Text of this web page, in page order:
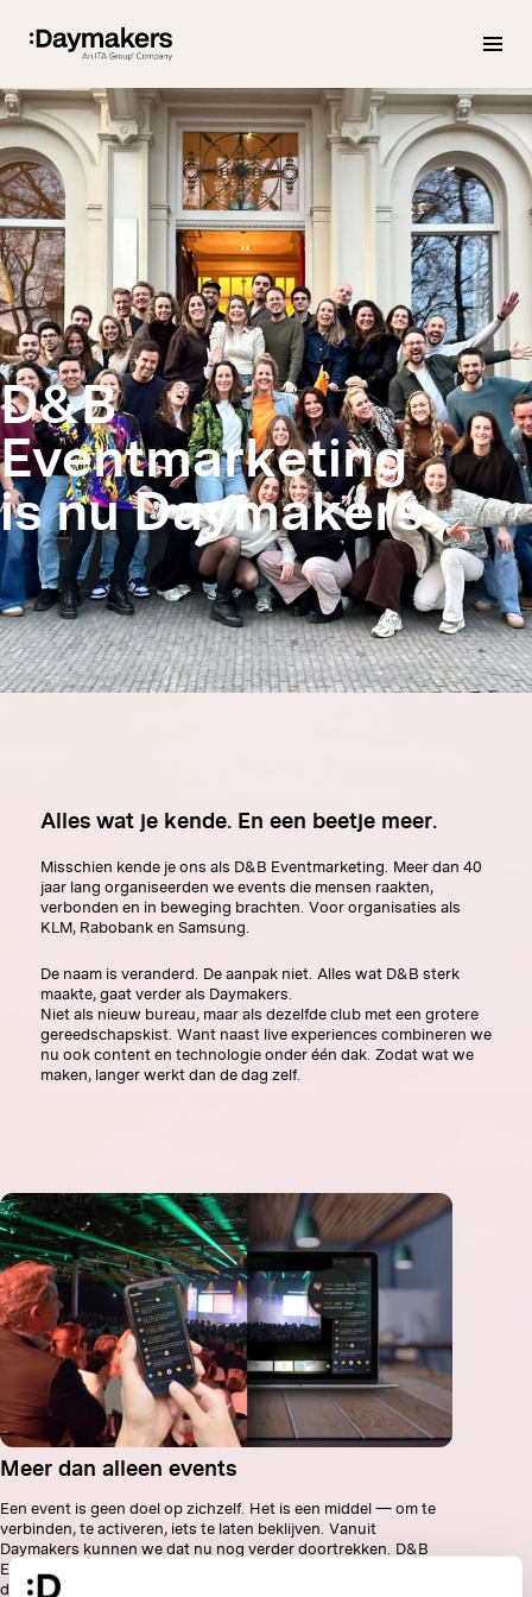
Dark mode wordt automatisch ingeschakeld
D&B
Eventmarketing
is nu Daymakers
Alles wat je kende. En een beetje meer.
Misschien kende je ons als D&B Eventmarketing. Meer dan 40
jaar lang organiseerden we events die mensen raakten,
verbonden en in beweging brachten. Voor organisaties als
KLM, Rabobank en Samsung.
De naam is veranderd. De aanpak niet. Alles wat D&B sterk
maakte, gaat verder als Daymakers.
Niet als nieuw bureau, maar als dezelfde club met een grotere
gereedschapskist. Want naast live experiences combineren we
nu ook content en technologie onder één dak. Zodat wat we
maken, langer werkt dan de dag zelf.
Meer dan alleen events
Een event is geen doel op zichzelf. Het is een middel — om te
verbinden, te activeren, iets te laten beklijven. Vanuit
Daymakers kunnen we dat nu nog verder doortrekken. D&B
Eventmarketing en FX Agency zijn samengegaan in één bureau
dat live experiences combineert met content en technologie.